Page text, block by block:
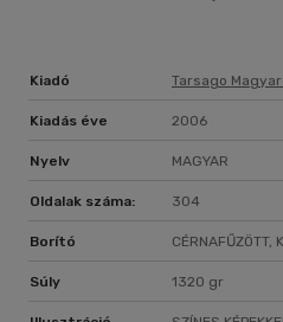
Kiadó Tarsago
Kiadás éve 2006
Nyelv MAGYAR
Oldalak száma: 304
Borító CÉRNAFŰZÖTT,
Súly 1320 gr